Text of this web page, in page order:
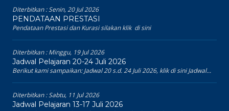
Diterbitkan :Senin, 20 Jul 2026
PENDATAAN PRESTASI
Pendataan Prestasi dan Kurasi silakan klik di sini
Diterbitkan :Minggu, 19 Jul 2026
Jadwal Pelajaran 20-24 Juli 2026
Berikut kami sampaikan: Jadwal 20 s.d. 24 Juli 2026, klik di sini Jadwal...
Diterbitkan :Sabtu, 11 Jul 2026
Jadwal Pelajaran 13-17 Juli 2026